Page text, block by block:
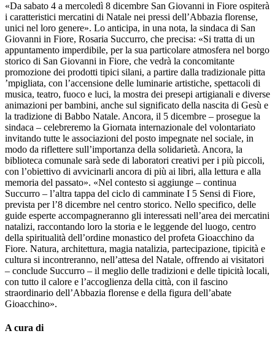
«Da sabato 4 a mercoledì 8 dicembre San Giovanni in Fiore ospiterà
i caratteristici mercatini di Natale nei pressi dell’Abbazia florense,
unici nel loro genere». Lo anticipa, in una nota, la sindaca di San
Giovanni in Fiore, Rosaria Succurro, che precisa: «Si tratta di un
appuntamento imperdibile, per la sua particolare atmosfera nel borgo
storico di San Giovanni in Fiore, che vedrà la concomitante
promozione dei prodotti tipici silani, a partire dalla tradizionale pitta
’mpigliata, con l’accensione delle luminarie artistiche, spettacoli di
musica, teatro, fuoco e luci, la mostra dei presepi artigianali e diverse
animazioni per bambini, anche sul significato della nascita di Gesù e
la tradizione di Babbo Natale. Ancora, il 5 dicembre – prosegue la
sindaca – celebreremo la Giornata internazionale del volontariato
invitando tutte le associazioni del posto impegnate nel sociale, in
modo da riflettere sull’importanza della solidarietà. Ancora, la
biblioteca comunale sarà sede di laboratori creativi per i più piccoli,
con l’obiettivo di avvicinarli ancora di più ai libri, alla lettura e alla
memoria del passato». «Nel contesto si aggiunge – continua
Succurro – l’altra tappa del ciclo di camminate I 5 Sensi di Fiore,
prevista per l’8 dicembre nel centro storico. Nello specifico, delle
guide esperte accompagneranno gli interessati nell’area dei mercatini
natalizi, raccontando loro la storia e le leggende del luogo, centro
della spiritualità dell’ordine monastico del profeta Gioacchino da
Fiore. Natura, architettura, magia natalizia, partecipazione, tipicità e
cultura si incontreranno, nell’attesa del Natale, offrendo ai visitatori
– conclude Succurro – il meglio delle tradizioni e delle tipicità locali,
con tutto il calore e l’accoglienza della città, con il fascino
straordinario dell’Abbazia florense e della figura dell’abate
Gioacchino».
A cura di